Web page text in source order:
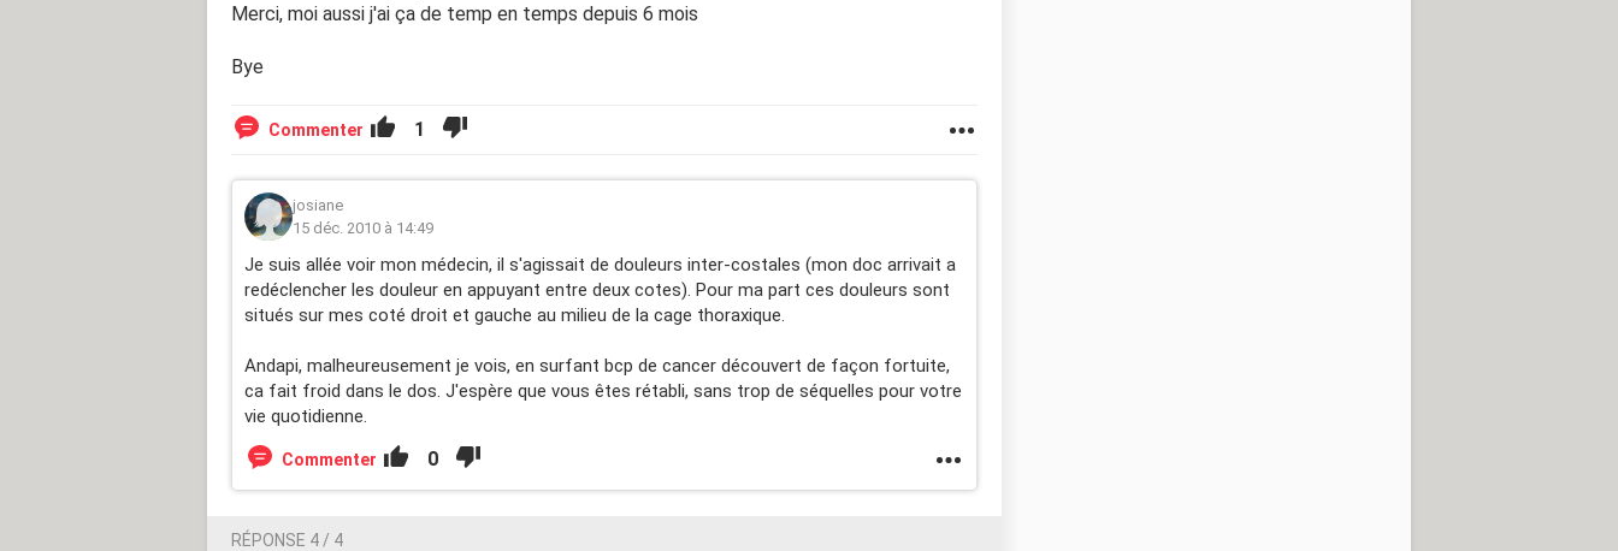
Merci, moi aussi j'ai ça de temp en temps depuis 6 mois
Bye
Commenter 1
josiane
15 déc. 2010 à 14:49
Je suis allée voir mon médecin, il s'agissait de douleurs inter-costales (mon doc arrivait a
redéclencher les douleur en appuyant entre deux cotes). Pour ma part ces douleurs sont
situés sur mes coté droit et gauche au milieu de la cage thoraxique.
Andapi, malheureusement je vois, en surfant bcp de cancer découvert de façon fortuite,
ca fait froid dans le dos. J'espère que vous êtes rétabli, sans trop de séquelles pour votre
vie quotidienne.
Commenter 0
RÉPONSE 4 / 4